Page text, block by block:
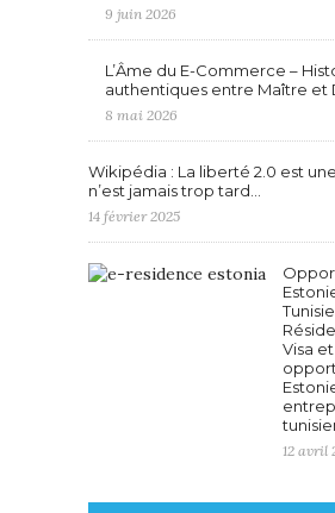
9 juin 2026
L’Âme du E-Commerce –
authentiques entre Maître et
8 mai 2026
Wikipédia : La liberté 2.0 est
n’est jamais trop tard…
14 février 2025
Visa
12 avril